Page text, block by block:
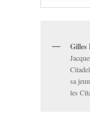
Gilles
sa
les